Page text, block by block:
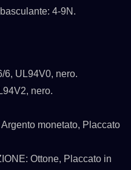
4-9N.
6, UL94V0, nero.
nero.
monetato, Placcato
Ottone, Placcato in